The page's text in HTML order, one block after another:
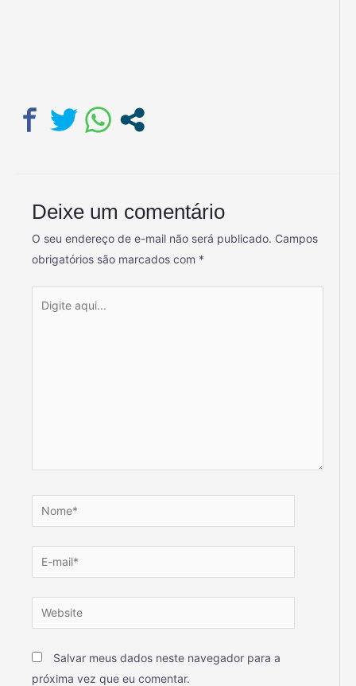
Deixe um comentário
O seu endereço de e-mail não será publicado. Campos
obrigatórios são marcados com *
Salvar meus dados neste navegador para a
próxima vez que eu comentar.